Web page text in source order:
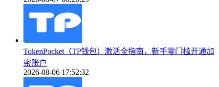
TokenPocket（TP钱包）激活全指南，新手零门槛开通加
密账户
2026-08-06 17:52:32